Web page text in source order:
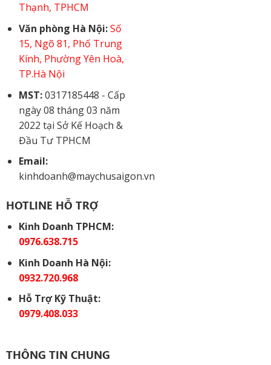
Thạnh, TPHCM
Văn phòng Hà Nội: Số
15, Ngõ 81, Phố Trung
Kính, Phường Yên Hoà,
TP.Hà Nội
MST:0317185448 - Cấp
ngày 08 tháng 03 năm
2022 tại Sở Kế Hoạch &
Đầu Tư TPHCM
Email:
kinhdoanh@maychusaigon.vn
HOTLINE HỖ TRỢ
Kinh Doanh TPHCM:
0976.638.715
Kinh Doanh Hà Nội:
0932.720.968
Hỗ Trợ Kỹ Thuật:
0979.408.033
THÔNG TIN CHUNG